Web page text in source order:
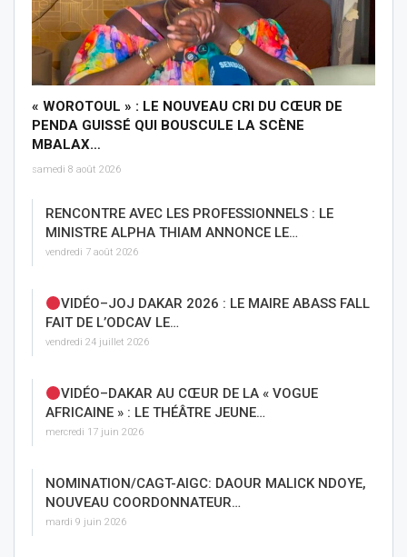
« WOROTOUL » : LE NOUVEAU CRI DU CŒUR DE
PENDA GUISSÉ QUI BOUSCULE LA SCÈNE
MBALAX…
samedi 8 août 2026
RENCONTRE AVEC LES PROFESSIONNELS : LE
MINISTRE ALPHA THIAM ANNONCE LE…
vendredi 7 août 2026
VIDÉO–JOJ DAKAR 2026 : LE MAIRE ABASS FALL
FAIT DE L’ODCAV LE…
vendredi 24 juillet 2026
VIDÉO–DAKAR AU CŒUR DE LA « VOGUE
AFRICAINE » : LE THÉÂTRE JEUNE…
mercredi 17 juin 2026
NOMINATION/CAGT-AIGC: DAOUR MALICK NDOYE,
NOUVEAU COORDONNATEUR…
mardi 9 juin 2026